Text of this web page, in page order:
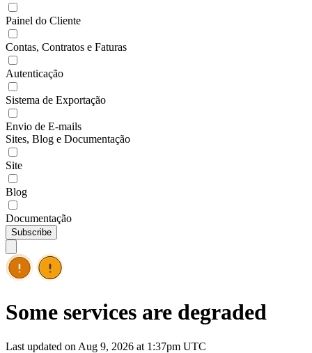
Painel do Cliente
Contas, Contratos e Faturas
Autenticação
Sistema de Exportação
Envio de E-mails
Sites, Blog e Documentação
Site
Blog
Documentação
Subscribe
Some services are degraded
Last updated on Aug 9, 2026 at 1:37pm UTC